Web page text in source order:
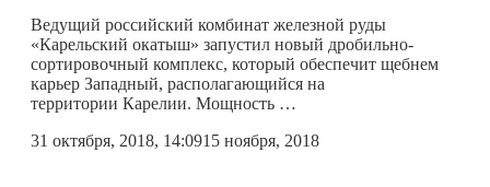
Ведущий российский комбинат железной руды
«Карельский окатыш» запустил новый дробильно-
сортировочный комплекс, который обеспечит щебнем
карьер Западный, располагающийся на
территории Карелии. Мощность …
31 октября, 2018, 14:0915 ноября, 2018